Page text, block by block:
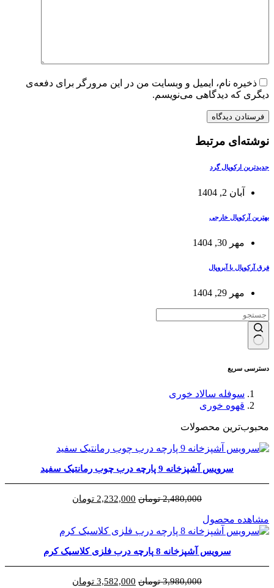
ذخیره نام، ایمیل و وبسایت من در این مرورگر برای دفعه‌ی
دیگری که دیدگاهی می‌نویسم.
فرستادن دیدگاه
نوشته‌ای مرتبط
جدیدترین ارکوپال گرد
آبان 2, 1404
بهترین آرکوپال خارجی
مهر 30, 1404
فرق آرکوپال با آیروپال
مهر 29, 1404
نتیجه
دسترسی سریع
سوفله سالاد خوری
قهوه خوری
محبوب‌ترین محصولات
سرویس آشپزخانه 9 پارچه درب چوب رمانتیک سفید
2,480,000 تومان قیمت
بود.
2,232,000 تومان
است.
مشاهده محصول
سرویس آشپزخانه 8 پارچه درب فلزی کلاسیک کرم
3,980,000 تومان قیمت
3,582,000 تومان